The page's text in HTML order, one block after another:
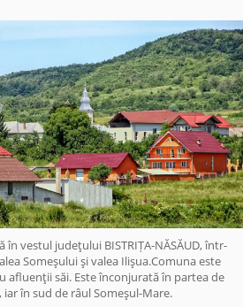
în vestul judeţului BISTRIȚA-NĂSĂUD, într-
Someşului şi valea Ilişua.Comuna este
afluenţii săi. Este înconjurată în partea de
în sud de râul Someşul-Mare.